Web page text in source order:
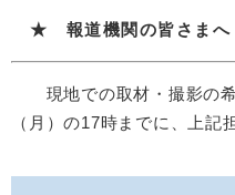
★ 報道機関の皆さまへ
現地での取材・撮影の希
（月）の17時までに、上記